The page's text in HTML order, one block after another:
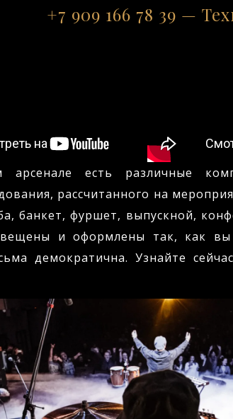
+7 909 166 78 39 —
арсенале есть различные
рассчитанного на
банкет, фуршет, выпускной,
и оформлены так, как
демократична. Узнайте